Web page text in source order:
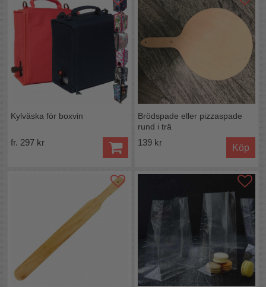
Kylväska för boxvin
fr. 297 kr
Brödspade eller pizzaspade
rund i trä
139 kr
Köp